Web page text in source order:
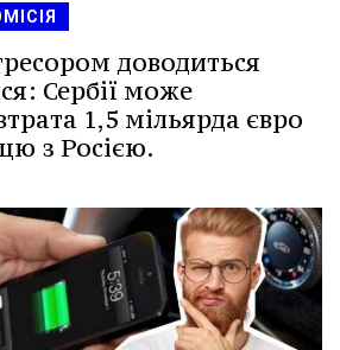
доводиться
Сербії може
1,5 мільярда євро
з Росією.